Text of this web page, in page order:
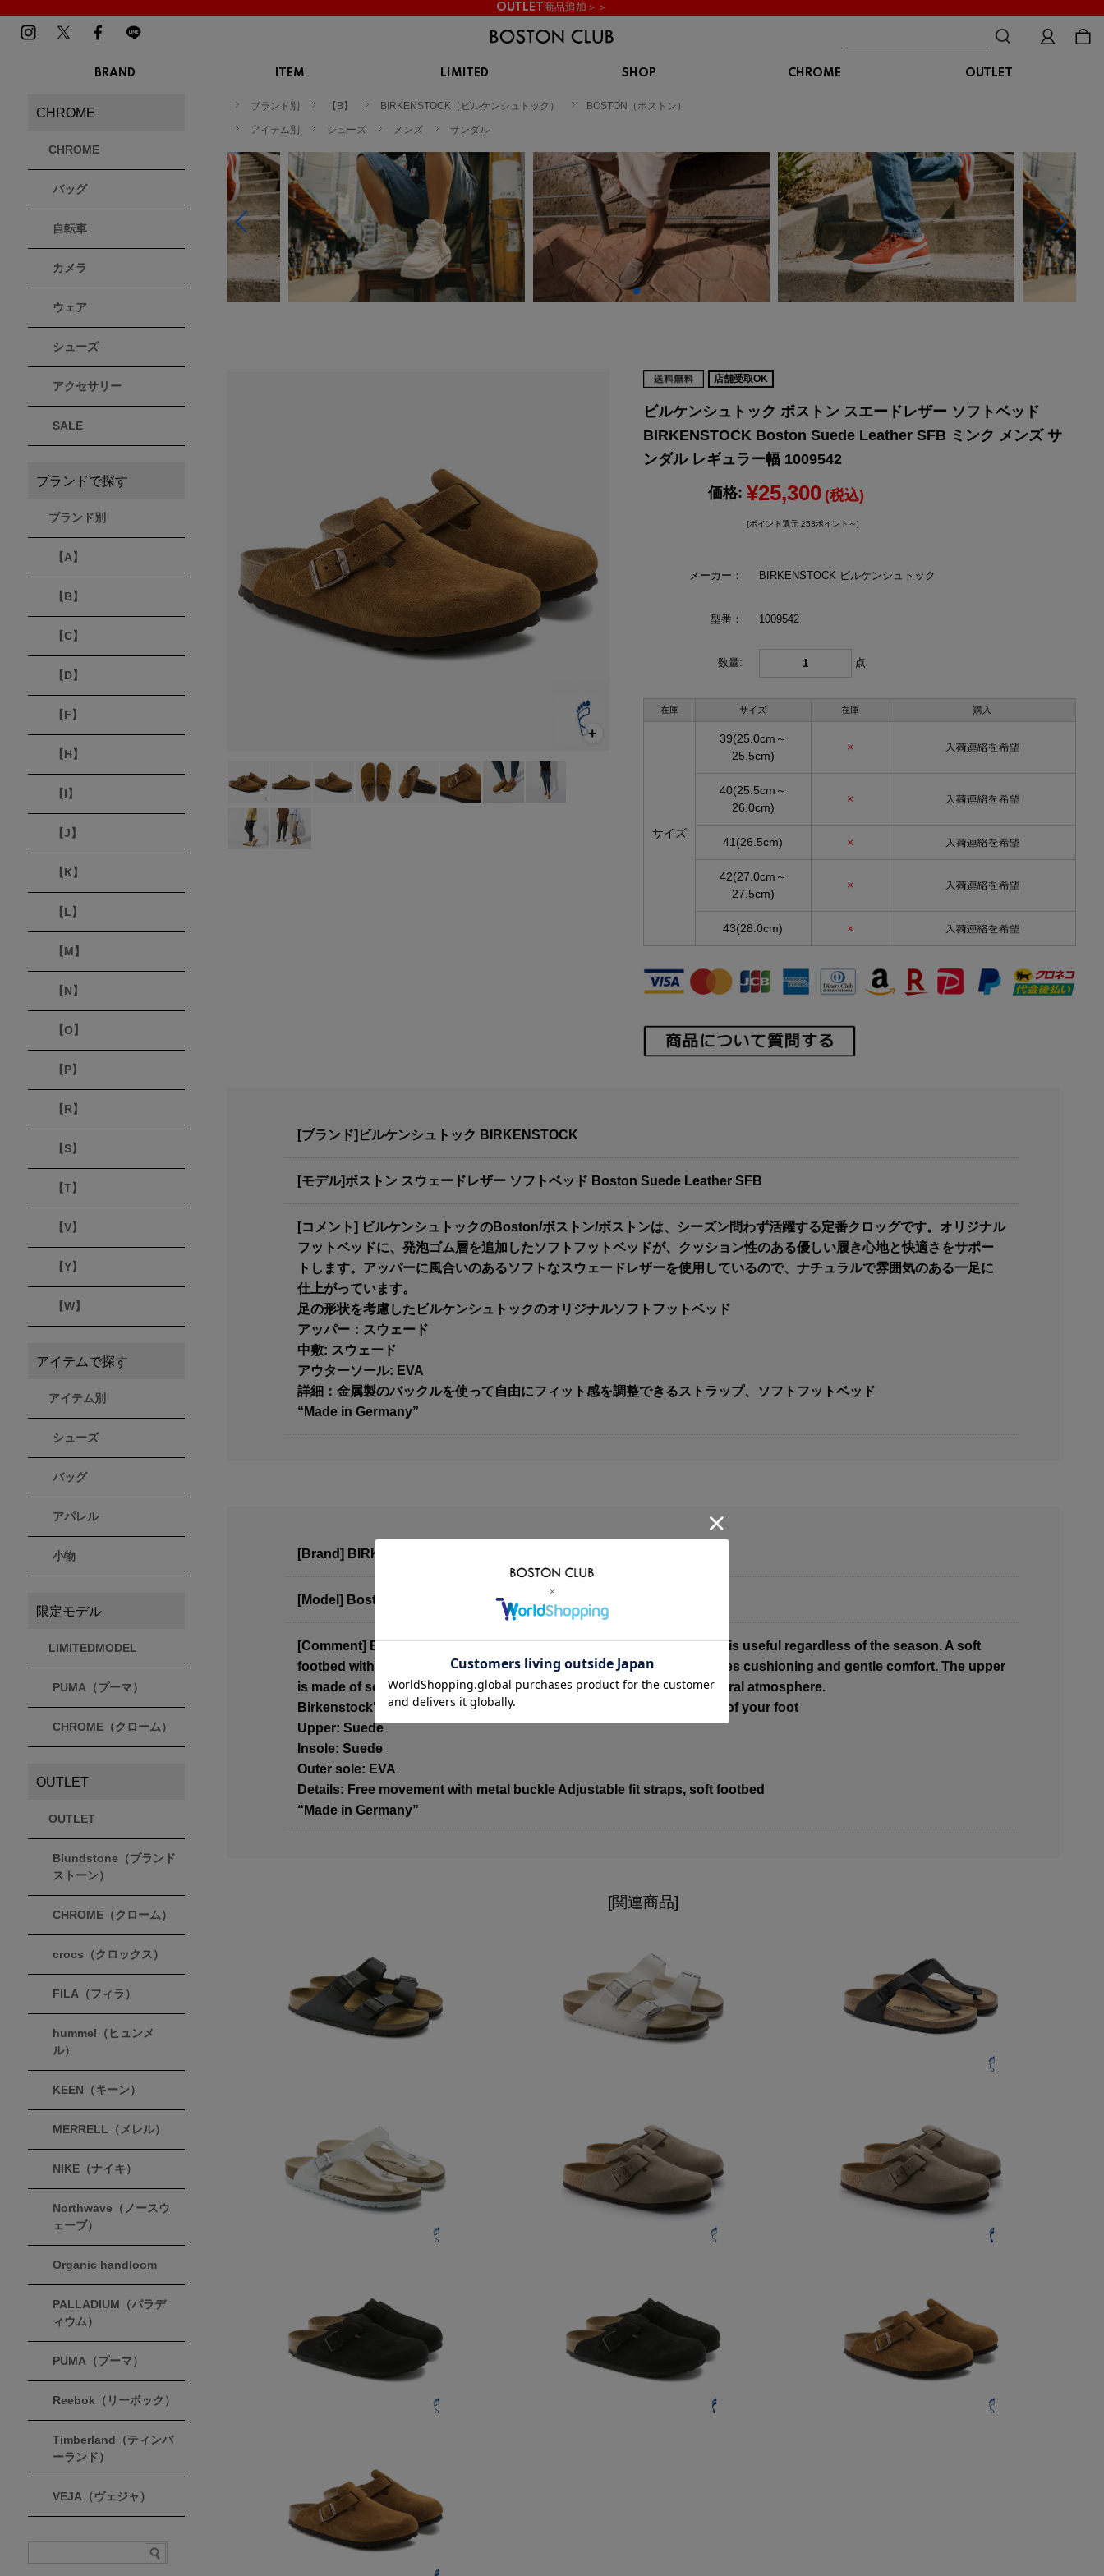
OUTLET商品追加＞＞
BRAND
BMZ
BROOKS
CHROME
Dr.Martens
ドクターマーチン
フィラ
Flower MOUNTAIN
フラワーマウンテン
hummel
ヒュンメル
INOV8
イノヴェイト
KARHU
カルフ
KEEN
キーン
MALIBUSANDALS
マリブサンダルズ
MERRELL
メレル
MIZUNO
MOUTH
new balance
ニューバランス
NIKE
ナイキ
Northwave
ノースウェーブ
OAKLEY
オークリー
オン
Organic handloom
オーガニックハンドルーム
PALLADIUM
パラディウム
PANTHER
パトリック
イエティ
YONEX
ヨネックス
ITEM
スニーカー
ブーツ
トレッキングシューズ
ルームシューズ
アウター
トップス
パンツ
ソックス
アクセサリー
サンダル
ブーツ
トレッキングシューズ
ルームシューズ
アウター
トップス
パンツ
ソックス
メッセンジャーバッグ
バックパック
トートバッグ
カメラバッグ
アクセサリー
LIMITED SHOP CHROME
OUTLET
ブランド別 【B】 BIRKENSTOCK（ビルケンシュトック） BOSTON（ボストン）
アイテム別 シューズ メンズ サンダル
店舗受取OK
ビルケンシュトック ボストン スエードレザー ソフトベッド
BIRKENSTOCK Boston Suede Leather SFB ミンク メンズ サ
ンダル レギュラー幅 1009542
価格: ¥25,300 (税込)
[ポイント還元 253ポイント～]
メーカー： BIRKENSTOCK ビルケンシュトック
型番： 1009542
数量: 点
在庫 サイズ 在庫 購入
サイズ
39(25.0cm～
25.5cm)
×
40(25.5cm～
26.0cm)
×
41(26.5cm) ×
42(27.0cm～
27.5cm)
×
43(28.0cm) ×
[ブランド]ビルケンシュトック BIRKENSTOCK
[モデル]ボストン スウェードレザー ソフトベッド Boston Suede Leather SFB
[コメント] ビルケンシュトックのBoston/ボストン/ボストンは、シーズン問わず活躍する定番クロッグです。オリジナル
フットベッドに、発泡ゴム層を追加したソフトフットベッドが、クッション性のある優しい履き心地と快適さをサポー
トします。アッパーに風合いのあるソフトなスウェードレザーを使用しているので、ナチュラルで雰囲気のある一足に
仕上がっています。
足の形状を考慮したビルケンシュトックのオリジナルソフトフットベッド
アッパー：スウェード
中敷: スウェード
アウターソール: EVA
詳細：金属製のバックルを使って自由にフィット感を調整できるストラップ、ソフトフットベッド
“Made in Germany”
[Brand] BIRKENSTOCK
[Model] Boston Suede Leather SFB
[Comment] Birkenstock Boston /Boston/Boston is a classic clog that is useful regardless of the season. A soft
footbed with a foam rubber layer added to the original footbed provides cushioning and gentle comfort. The upper
is made of soft suede leather with a texture, creating a pair with a natural atmosphere.
Birkenstock's original soft footbed that takes into account the shape of your foot
Upper: Suede
Insole: Suede
Outer sole: EVA
Details: Free movement with metal buckle Adjustable fit straps, soft footbed
“Made in Germany”
[関連商品]
CHROME
CHROME
バッグ
自転車
カメラ
ウェア
シューズ
アクセサリー
SALE
ブランドで探す
ブランド別
【A】
【B】
【C】
【D】
【F】
【H】
【I】
【J】
【K】
【L】
【M】
【N】
【O】
【P】
【R】
【S】
【T】
【V】
【Y】
【W】
アイテムで探す
アイテム別
シューズ
バッグ
アパレル
小物
限定モデル
LIMITEDMODEL
PUMA（プーマ）
CHROME（クローム）
OUTLET
OUTLET
Blundstone（ブランド
ストーン）
CHROME（クローム）
crocs（クロックス）
FILA（フィラ）
hummel（ヒュンメ
ル）
KEEN（キーン）
MERRELL（メレル）
NIKE（ナイキ）
Northwave（ノースウ
ェーブ）
Organic handloom
PALLADIUM（パラデ
ィウム）
PUMA（プーマ）
Reebok（リーボック）
Timberland（ティンバ
ーランド）
VEJA（ヴェジャ）